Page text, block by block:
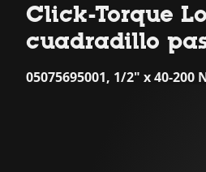
Click-Torque
cuadradillo
05075695001, 1/2" x 40-200